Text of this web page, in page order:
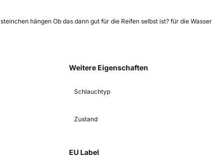
hängen Ob das dann gut für die Reifen selbst ist? für die
Weitere Eigenschaften
Schlauchtyp
Zustand
EU Label